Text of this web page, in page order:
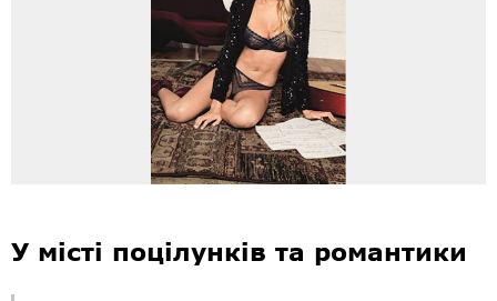
У місті поцілунків та романтики